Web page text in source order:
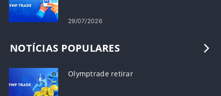
29/07/2026
NOTÍCIAS POPULARES
Olymptrade retirar